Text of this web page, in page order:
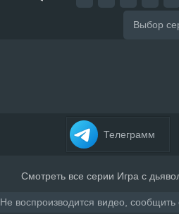
Телеграмм
Смотреть все серии Игра с
Не воспроизводится видео,